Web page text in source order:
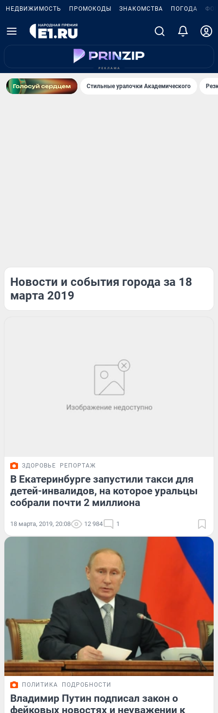
НЕДВИЖИМОСТЬ ПРОМОКОДЫ ЗНАКОМСТВА ПОГОДА
Стильные уралочки Академического
Новости и события города за 18
марта 2019
ЗДОРОВЬЕ РЕПОРТАЖ
В Екатеринбурге запустили такси для
детей-инвалидов, на которое уральцы
собрали почти 2 миллиона
18 марта, 2019, 20:08 12 984 1
ПОЛИТИКА ПОДРОБНОСТИ
Владимир Путин подписал закон о
фейковых новостях и неуважении к